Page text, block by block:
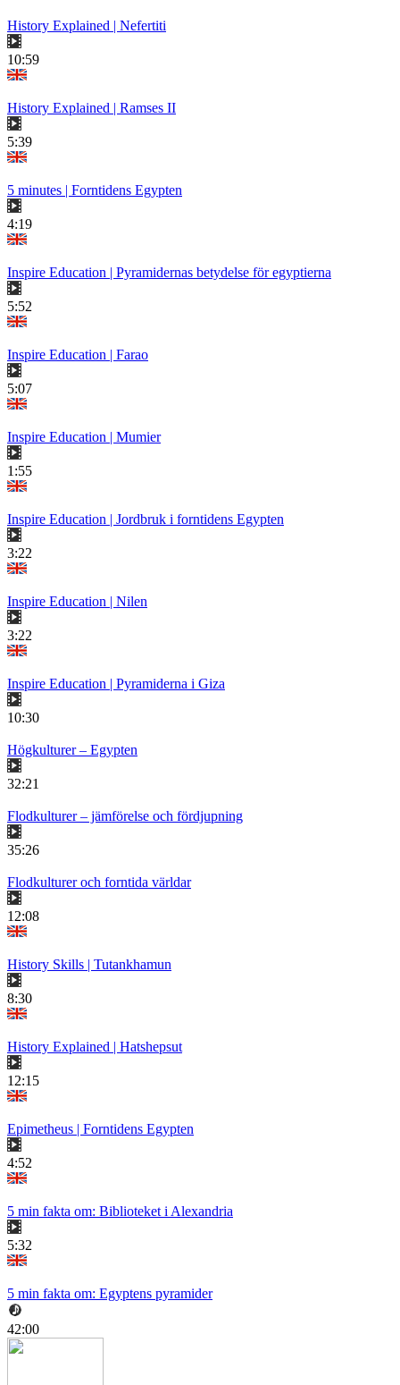
History Explained | Nefertiti
10:59
History Explained | Ramses II
5:39
5 minutes | Forntidens Egypten
4:19
Inspire Education | Pyramidernas betydelse för egyptierna
5:52
Inspire Education | Farao
5:07
Inspire Education | Mumier
1:55
Inspire Education | Jordbruk i forntidens Egypten
3:22
Inspire Education | Nilen
3:22
Inspire Education | Pyramiderna i Giza
10:30
Högkulturer – Egypten
32:21
Flodkulturer – jämförelse och fördjupning
35:26
Flodkulturer och forntida världar
12:08
History Skills | Tutankhamun
8:30
History Explained | Hatshepsut
12:15
Epimetheus | Forntidens Egypten
4:52
5 min fakta om: Biblioteket i Alexandria
5:32
5 min fakta om: Egyptens pyramider
42:00